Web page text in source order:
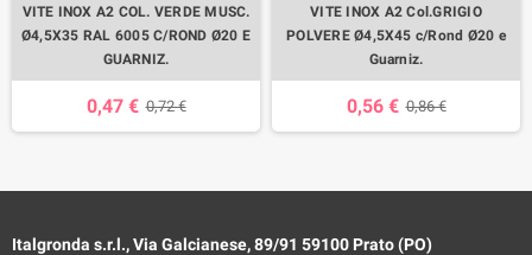
VITE INOX A2 COL. VERDE MUSC.
Ø4,5X35 RAL 6005 C/ROND Ø20 E
GUARNIZ.
0,47 € 0,72 €
VITE INOX A2 Col.GRIGIO
POLVERE Ø4,5X45 c/Rond Ø20 e
Guarniz.
0,56 € 0,86 €
Italgronda s.r.l., Via Galcianese, 89/91 59100 Prato (PO)